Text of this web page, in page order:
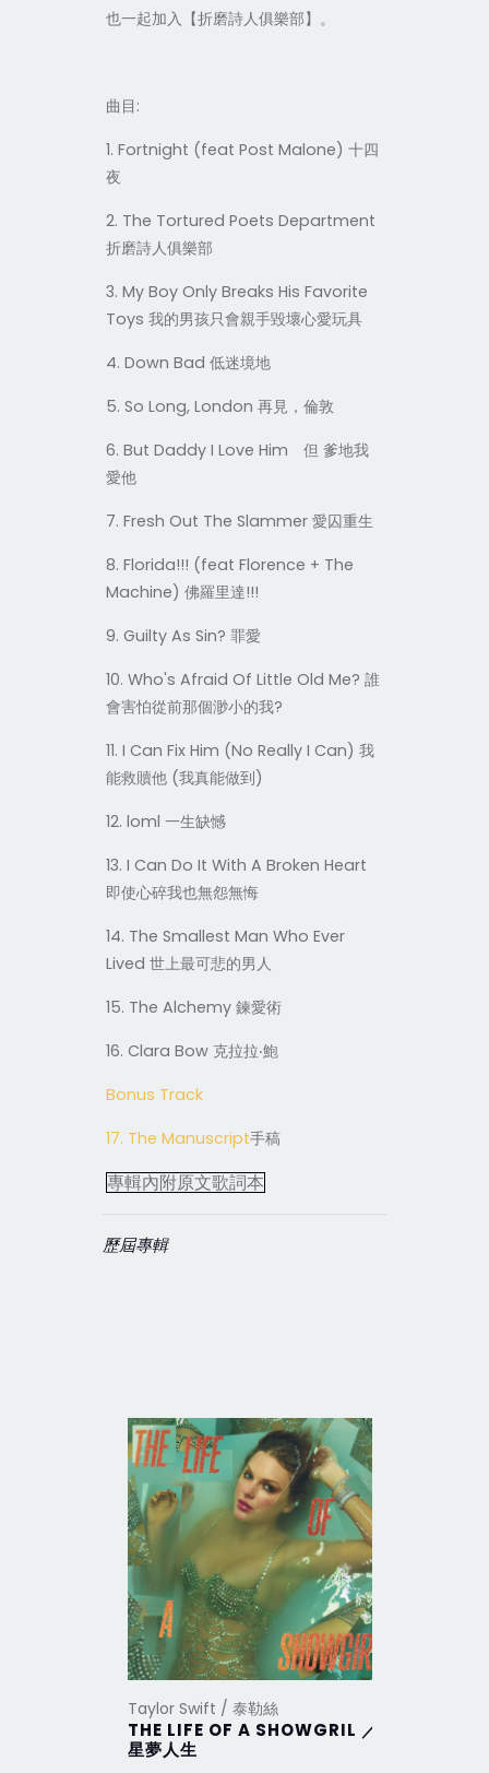
也一起加入
【折磨詩人俱樂部】。
曲目 :
1. Fortnight (feat Post Malone) 十四
夜
2. The Tortured Poets Department
折磨詩人俱樂部
3. My Boy Only Breaks His Favorite
Toys 我的男孩只會親手毀壞心愛玩具
4. Down Bad 低迷境地
5. So Long, London 再見，倫敦
6. But Daddy I Love Him 但 爹地我
愛他
7. Fresh Out The Slammer 愛囚重生
8. Florida!!! (feat Florence + The
Machine) 佛羅里達!!!
9. Guilty As Sin? 罪愛
10. Who's Afraid Of Little Old Me? 誰
會害怕從前那個渺小的我?
11. I Can Fix Him (No Really I Can) 我
能救贖他(我真能做到 )
12. loml 一生缺憾
13. I Can Do It With A Broken Heart
即使心碎我也無怨無悔
14. The Smallest Man Who Ever
Lived 世上最可悲的男人
15. The Alchemy 鍊愛術
16. Clara Bow 克拉拉‧鮑
Bonus Track
17. The Manuscript手稿
專輯內附原文歌詞本
歷屆專輯
Taylor Swift / 泰勒絲
THE LIFE OF A SHOWGRIL ／
星夢人生